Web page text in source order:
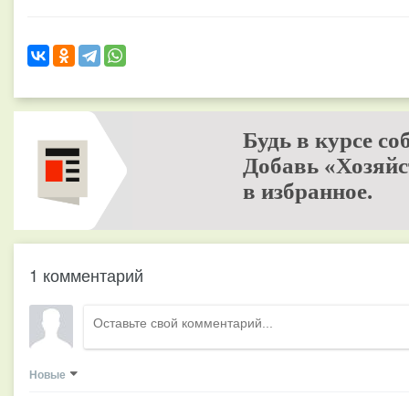
Будь в курсе
Добавь
в избранное.
1 комментарий
Новые